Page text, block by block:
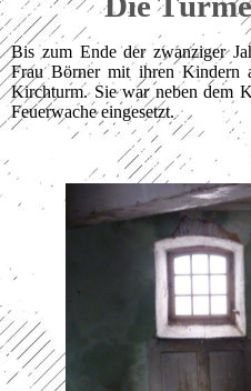
Bis zum Ende der zwanziger
Frau Börner mit ihren Kindern
Kirchturm. Sie war neben dem
Feuerwache eingesetzt.